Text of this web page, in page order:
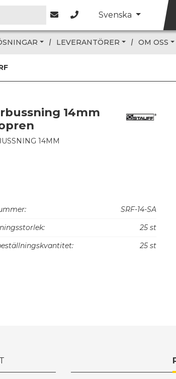
Svenska
LEVERANTÖRER OM OSS
14mm
14MM
SRF-14-SA
25 st
25 st